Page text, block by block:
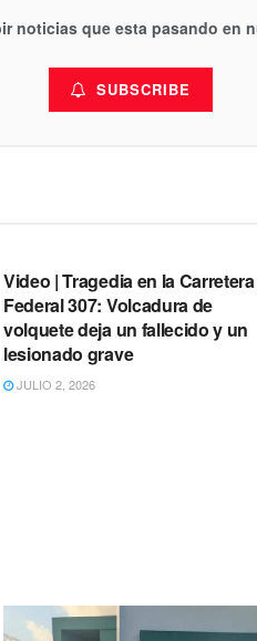
noticias que esta pasando en
SUBSCRIBE
Video | Tragedia en la Carretera
Federal 307: Volcadura de
volquete deja un fallecido y un
lesionado grave
JULIO 2, 2026